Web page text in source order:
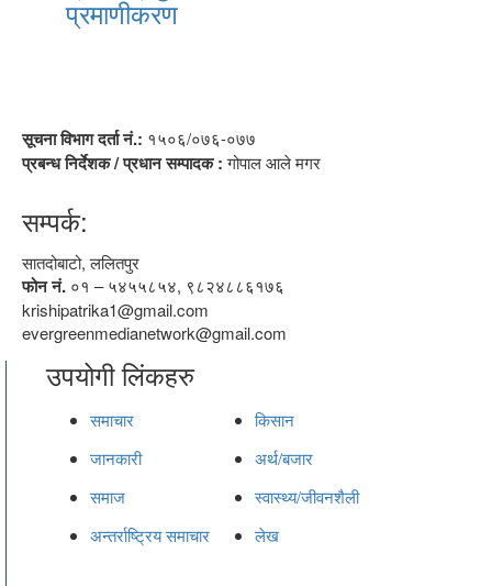
प्रमाणीकरण
सूचना विभाग दर्ता नं.: १५०६/०७६-०७७
प्रबन्ध निर्देशक / प्रधान सम्पादक :गोपाल आले मगर
सम्पर्क:
सातदोबाटो, ललितपुर
फोन नं. ०१ – ५४५५८५४, ९८२४८८६१७६
krishipatrika1@gmail.com
evergreenmedianetwork@gmail.com
उपयोगी लिंकहरु
समाचार
किसान
जानकारी
अर्थ/बजार
समाज
स्वास्थ्य/जीवनशैली
अन्तर्राष्ट्रिय समाचार
लेख